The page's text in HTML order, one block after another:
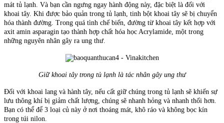
mát tủ lạnh. Và bạn cần ngưng ngay hành động này, đặc biệt là đối với
khoai tây. Khi được bảo quản trong tủ lạnh, tinh bột khoai tây sẽ bị chuyển
hóa thành đường. Trong quá tình chế biến, đường từ khoai tây kết hợp với
axit amin asparagin tạo thành hợp chất hóa học Acrylamide, một trong
những nguyên nhân gây ra ung thư.
Giữ khoai tây trong tủ lạnh là tác nhân gây ung thư
Đối với khoai lang và hành tây, nếu cất giữ chúng trong tủ lạnh sẽ khiến sự
lưu thông khí bị giảm chất lượng, chúng sẽ nhanh hỏng và nhanh thối hơn.
Bạn có thể để 3 loại củ này ở nơi thoáng mát, khô ráo và không bọc kín
trong túi nilon.